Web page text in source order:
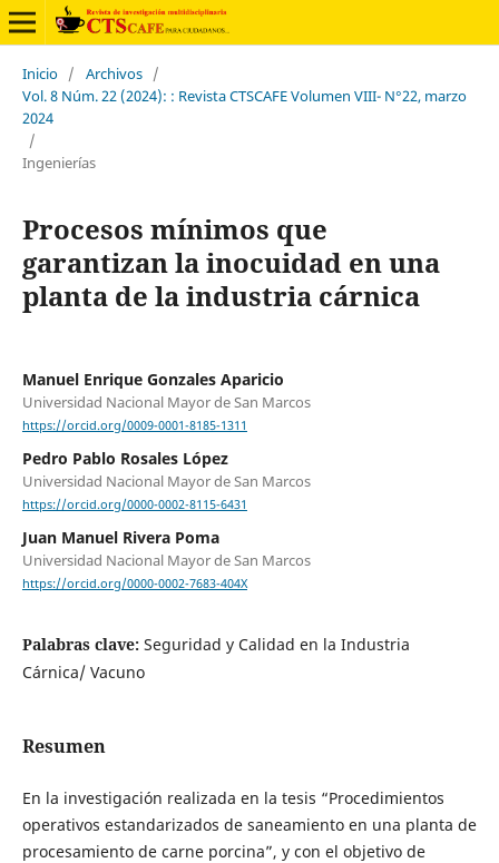
Inicio / Archivos /
Vol. 8 Núm. 22 (2024): : Revista CTSCAFE Volumen VIII- N°22, marzo
2024
/
Ingenierías
Procesos mínimos que
garantizan la inocuidad en una
planta de la industria cárnica
Manuel Enrique Gonzales Aparicio
Universidad Nacional Mayor de San Marcos
https://orcid.org/0009-0001-8185-1311
Pedro Pablo Rosales López
Universidad Nacional Mayor de San Marcos
https://orcid.org/0000-0002-8115-6431
Juan Manuel Rivera Poma
Universidad Nacional Mayor de San Marcos
https://orcid.org/0000-0002-7683-404X
Palabras clave: Seguridad y Calidad en la Industria
Cárnica/ Vacuno
Resumen
En la investigación realizada en la tesis “Procedimientos
operativos estandarizados de saneamiento en una planta de
procesamiento de carne porcina”, y con el objetivo de